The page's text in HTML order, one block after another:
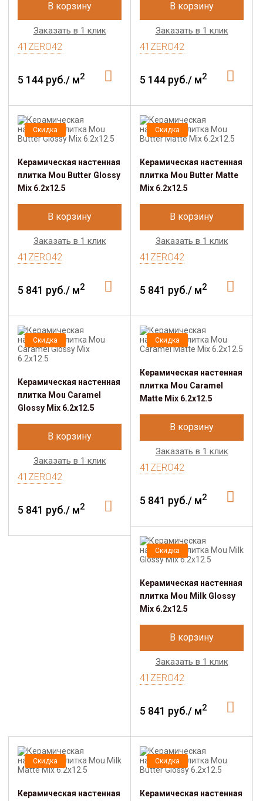
В корзину
Заказать в 1 клик
41ZERO42
5 144 руб./ м2
В корзину
Заказать в 1 клик
41ZERO42
5 144 руб./ м2
Скидка
Керамическая настенная
плитка Mou Butter Glossy
Mix 6.2x12.5
В корзину
Заказать в 1 клик
41ZERO42
5 841 руб./ м2
Скидка
Керамическая настенная
плитка Mou Butter Matte
Mix 6.2x12.5
В корзину
Заказать в 1 клик
41ZERO42
5 841 руб./ м2
Скидка
Керамическая настенная
плитка Mou Caramel
Glossy Mix 6.2x12.5
В корзину
Заказать в 1 клик
41ZERO42
5 841 руб./ м2
Скидка
Керамическая настенная
плитка Mou Caramel
Matte Mix 6.2x12.5
В корзину
Заказать в 1 клик
41ZERO42
5 841 руб./ м2
Скидка
Керамическая настенная
плитка Mou Milk Glossy
Mix 6.2x12.5
В корзину
Заказать в 1 клик
41ZERO42
5 841 руб./ м2
Скидка
Керамическая настенная
Скидка
Керамическая настенная